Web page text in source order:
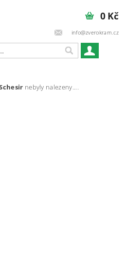
info@zverokram.cz
0 Kč
nebyly nalezeny....